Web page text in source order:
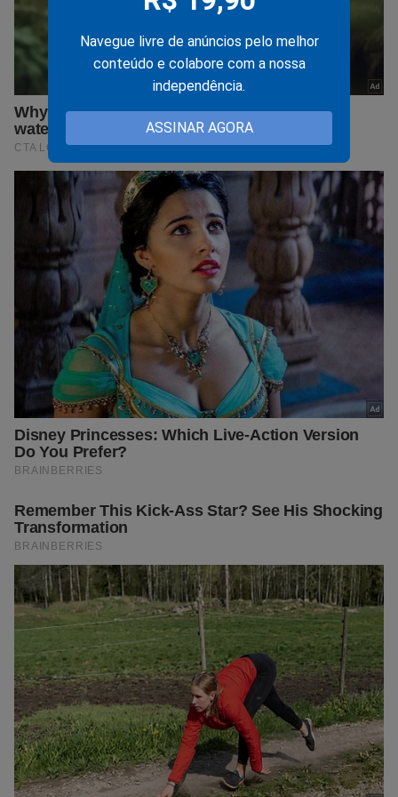
Navegue livre de anúncios pelo melhor
conteúdo e colabore com a nossa
independência.
ASSINAR AGORA